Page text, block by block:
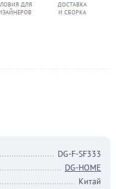
ДЛЯ
ДОСТАВКА
И СБОРКА
DG-F-SF333
DG-HOME
Китай